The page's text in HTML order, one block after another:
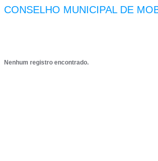
CONSELHO MUNICIPAL DE
Nenhum registro encontrado.